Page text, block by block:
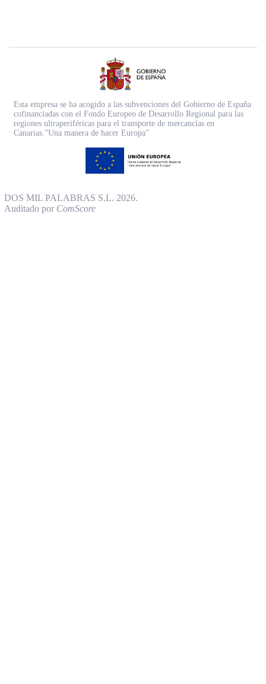
Esta empresa se ha acogido a las subvenciones del Gobierno de España
cofinanciadas con el Fondo Europeo de Desarrollo Regional para las
regiones ultraperiféricas para el transporte de mercancías en
Canarias.”Una manera de hacer Europa”
DOS MIL PALABRAS S.L. 2026.
Auditado por ComScore